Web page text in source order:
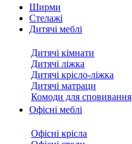
Ширми
Стелажі
Дитячі меблі
Дитячі кімнати
Дитячі ліжка
Дитячі крісло-ліжка
Дитячі матраци
Комоди для сповивання
Офісні меблі
Офісні крісла